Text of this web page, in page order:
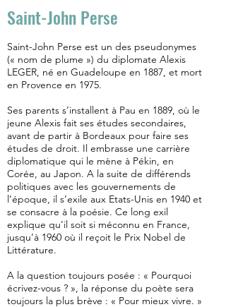
Saint-John Perse
Saint-John Perse est un des pseudonymes
(« nom de plume ») du diplomate Alexis
LEGER, né en Guadeloupe en 1887, et mort
en Provence en 1975.
Ses parents s’installent à Pau en 1889, où le
jeune Alexis fait ses études secondaires,
avant de partir à Bordeaux pour faire ses
études de droit. Il embrasse une carrière
diplomatique qui le mène à Pékin, en
Corée, au Japon. A la suite de différends
politiques avec les gouvernements de
l’époque, il s’exile aux Etats-Unis en 1940 et
se consacre à la poésie. Ce long exil
explique qu’il soit si méconnu en France,
jusqu’à 1960 où il reçoit le Prix Nobel de
Littérature.
A la question toujours posée : « Pourquoi
écrivez-vous ? », la réponse du poète sera
toujours la plus brève : « Pour mieux vivre. »